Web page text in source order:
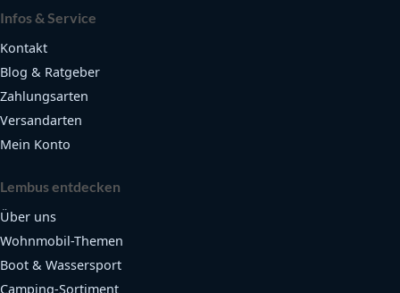
Infos & Service
Kontakt
Blog & Ratgeber
Zahlungsarten
Versandarten
Mein Konto
Lembus entdecken
Über uns
Wohnmobil-Themen
Boot & Wassersport
Camping-Sortiment